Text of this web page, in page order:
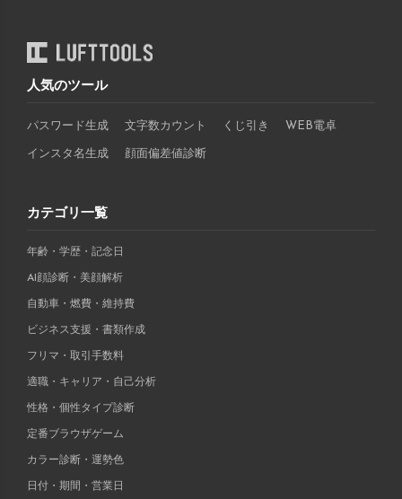
人気のツール
パスワード生成 文字数カウント くじ引き WEB電卓
インスタ名生成 顔面偏差値診断
カテゴリ一覧
年齢・学歴・記念日
AI顔診断・美顔解析
自動車・燃費・維持費
ビジネス支援・書類作成
フリマ・取引手数料
適職・キャリア・自己分析
性格・個性タイプ診断
定番ブラウザゲーム
カラー診断・運勢色
日付・期間・営業日